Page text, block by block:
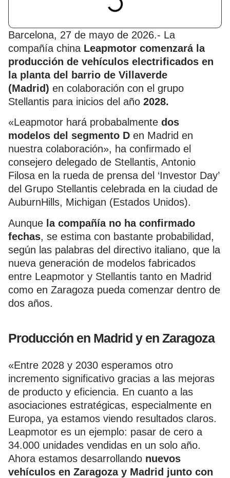
Barcelona, 27 de mayo de 2026.- La
compañía china Leapmotor comenzará la
producción de vehículos electrificados en
la planta del barrio de Villaverde
(Madrid) en colaboración con el grupo
Stellantis para inicios del año 2028.
«Leapmotor hará probabalmente dos
modelos del segmento D en Madrid en
nuestra colaboración», ha confirmado el
consejero delegado de Stellantis, Antonio
Filosa en la rueda de prensa del ‘Investor Day’
del Grupo Stellantis celebrada en la ciudad de
AuburnHills, Michigan (Estados Unidos).
Aunque la compañía no ha confirmado
fechas, se estima con bastante probabilidad,
según las palabras del directivo italiano, que la
nueva generación de modelos fabricados
entre Leapmotor y Stellantis tanto en Madrid
como en Zaragoza pueda comenzar dentro de
dos años.
Producción en Madrid y en Zaragoza
«Entre 2028 y 2030 esperamos otro
incremento significativo gracias a las mejoras
de producto y eficiencia. En cuanto a las
asociaciones estratégicas, especialmente en
Europa, ya estamos viendo resultados claros.
Leapmotor es un ejemplo: pasar de cero a
34.000 unidades vendidas en un solo año.
Ahora estamos desarrollando nuevos
vehículos en Zaragoza y Madrid junto con